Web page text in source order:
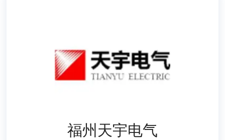
福州天宇电气